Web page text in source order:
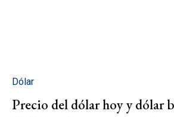
Dólar
Precio del dólar hoy y dólar